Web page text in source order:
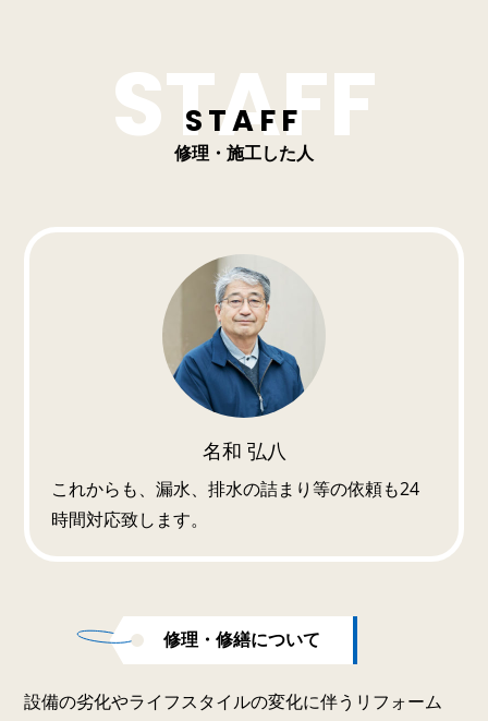
STAFF
修理・施工した人
名和 弘八
これからも、漏水、排水の詰まり等の依頼も24
時間対応致します。
修理・修繕について
設備の劣化やライフスタイルの変化に伴うリフォーム